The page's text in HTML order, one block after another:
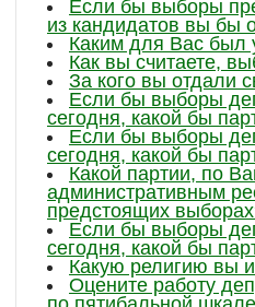
Если бы выборы
из кандидатов вы бы
Каким для Вас был
Как вы считаете,
За кого вы отдали
Если бы выборы
сегодня, какой бы
Если бы выборы
сегодня, какой бы
Какой партии, по
административным
предстоящих
Если бы выборы
сегодня, какой бы
Какую религию вы
Оцените работу